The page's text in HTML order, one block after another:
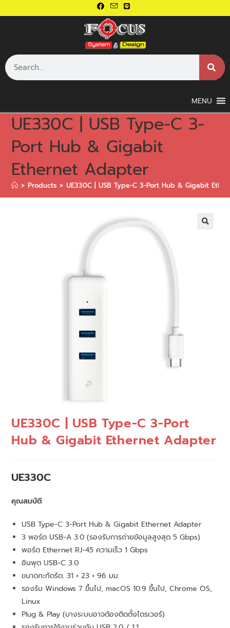
MENU
UE330C | USB Type-C 3-
Port Hub & Gigabit
Ethernet Adapter
> Products > UE330C | USB Type-C 3-Port Hub & Gigabit
UE330C | USB Type-C 3-Port
Hub & Gigabit Ethernet Adapter
UE330C
คุณสมบัติ
USB Type-C 3-Port Hub & Gigabit Ethernet Adapter
3 พอร์ต USB-A 3.0 (รองรับการถ่ายข้อมูลสูงสุด 5 Gbps)
พอร์ต Ethernet RJ-45 ความเร็ว 1 Gbps
อินพุต USB-C 3.0
ขนาดกะทัดรัด: 31 × 23 × 96 มม.
รองรับ Windows 7 ขึ้นไป, macOS 10.9 ขึ้นไป, Chrome OS,
Linux
Plug & Play (บางระบบอาจต้องติดตั้งไดรเวอร์)